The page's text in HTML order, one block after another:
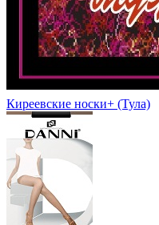
Киреевские носки+ (Тула)